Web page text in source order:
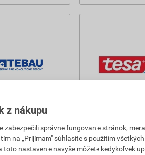
z nákupu
zabezpečili správne fungovanie stránok,
na „Prijímam" súhlasíte s použitím
toto nastavenie navyše môžete kedykoľvek